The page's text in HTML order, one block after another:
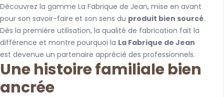
Découvrez la gamme La Fabrique de Jean, mise en avant
pour son savoir-faire et son sens du produit bien sourcé.
Dès la première utilisation, la qualité de fabrication fait la
différence et montre pourquoi la La Fabrique de Jean
est devenue un partenaire apprécié des professionnels.
Une histoire familiale bien
ancrée